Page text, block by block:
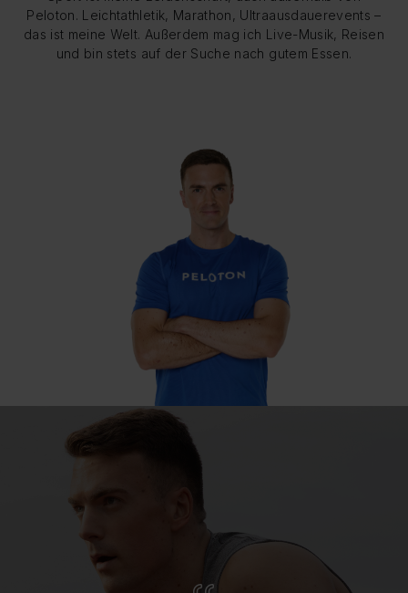
Peloton. Leichtathletik, Marathon, Ultraausdauerevents –
das ist meine Welt. Außerdem mag ich Live-Musik, Reisen
und bin stets auf der Suche nach gutem Essen.